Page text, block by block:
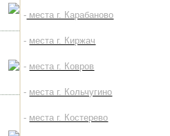
- места г. Карабаново
- места г. Киржач
- места г. Ковров
- места г. Кольчугино
- места г. Костерево